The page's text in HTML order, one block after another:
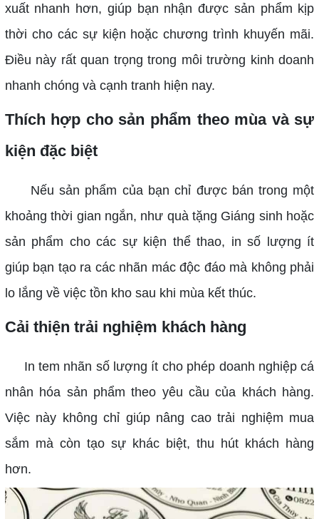
xuất nhanh hơn, giúp bạn nhận được sản phẩm kịp
thời cho các sự kiện hoặc chương trình khuyến mãi.
Điều này rất quan trọng trong môi trường kinh doanh
nhanh chóng và cạnh tranh hiện nay.
Thích hợp cho sản phẩm theo mùa và sự
kiện đặc biệt
Nếu sản phẩm của bạn chỉ được bán trong một
khoảng thời gian ngắn, như quà tặng Giáng sinh hoặc
sản phẩm cho các sự kiện thể thao, in số lượng ít
giúp bạn tạo ra các nhãn mác độc đáo mà không phải
lo lắng về việc tồn kho sau khi mùa kết thúc.
Cải thiện trải nghiệm khách hàng
In tem nhãn số lượng ít cho phép doanh nghiệp cá
nhân hóa sản phẩm theo yêu cầu của khách hàng.
Việc này không chỉ giúp nâng cao trải nghiệm mua
sắm mà còn tạo sự khác biệt, thu hút khách hàng
hơn.